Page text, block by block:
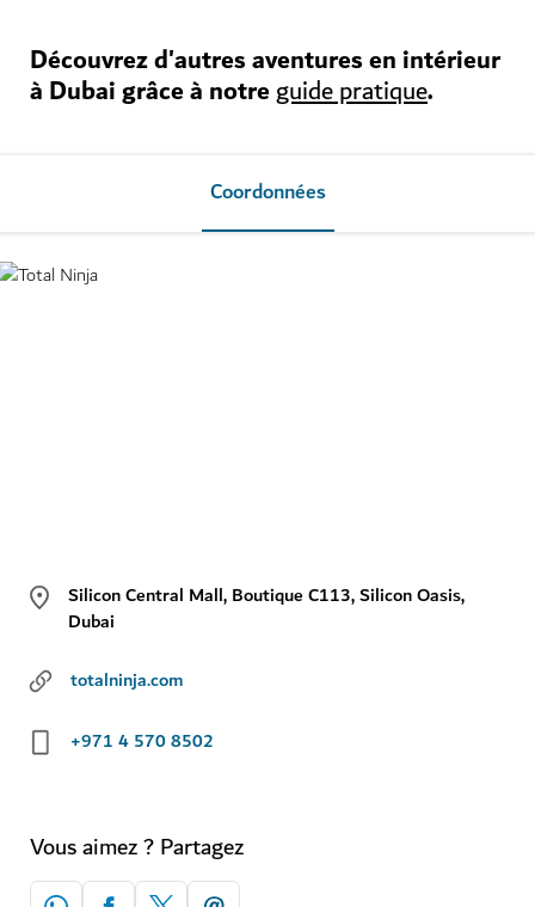
Découvrez d'autres aventures en intérieur
à Dubai grâce à notreguide pratique.
Coordonnées
Silicon Central Mall, Boutique C113, Silicon Oasis,
Dubai
totalninja.com
+971 4 570 8502
Vous aimez ? Partagez